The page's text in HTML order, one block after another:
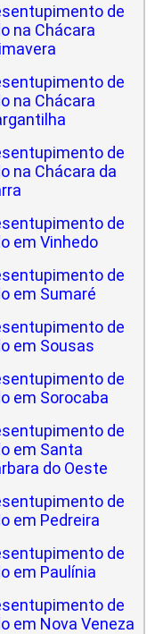
de
na Chácara
de
na Chácara
de
na Chácara da
de
em Vinhedo
de
em Sumaré
de
em Sousas
de
em Sorocaba
de
em Santa
do Oeste
de
em Pedreira
de
em Paulínia
de
em Nova Veneza